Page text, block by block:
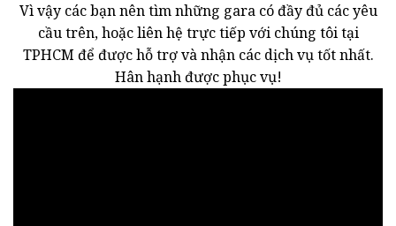
Vì vậy các bạn nên tìm những gara có đầy đủ các yêu
cầu trên, hoặc liên hệ trực tiếp với chúng tôi tại
TPHCM để được hỗ trợ và nhận các dịch vụ tốt nhất.
Hân hạnh được phục vụ!